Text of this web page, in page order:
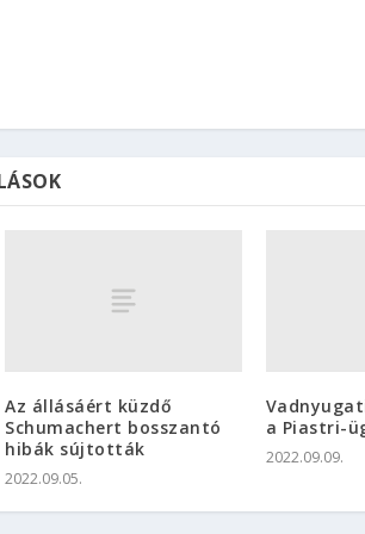
Az állásáért küzdő
Schumachert bosszantó
hibák sújtották
2022.09.05.
a Piastri-
2022.09.09.